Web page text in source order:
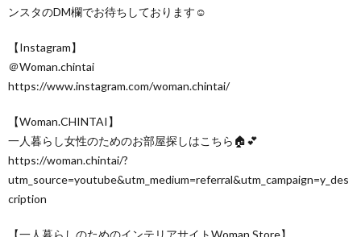
ンスタのDM欄でお待ちしております☺
【Instagram】
＠Woman.chintai
https://www.instagram.com/woman.chintai/
【Woman.CHINTAI】
一人暮らし女性のためのお部屋探しはこちら🏠💕
https://woman.chintai/?
utm_source=youtube&utm_medium=referral&utm_campaign=y_des
cription
【一人暮らしのためのインテリアサイトWoman.Store】